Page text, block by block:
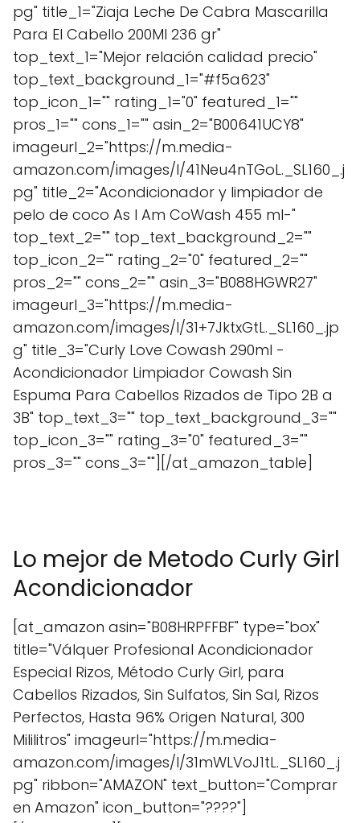
pg" title_1="Ziaja Leche De Cabra Mascarilla
Para El Cabello 200Ml 236 gr"
top_text_1="Mejor relación calidad precio"
top_text_background_1="#f5a623"
top_icon_1="" rating_1="0" featured_1=""
pros_1="" cons_1="" asin_2="B00641UCY8"
imageurl_2="https://m.media-
amazon.com/images/I/41Neu4nTGoL._SL160_.j
pg" title_2="Acondicionador y limpiador de
pelo de coco As I Am CoWash 455 ml-"
top_text_2="" top_text_background_2=""
top_icon_2="" rating_2="0" featured_2=""
pros_2="" cons_2="" asin_3="B088HGWR27"
imageurl_3="https://m.media-
amazon.com/images/I/31+7JktxGtL._SL160_.jp
g" title_3="Curly Love Cowash 290ml -
Acondicionador Limpiador Cowash Sin
Espuma Para Cabellos Rizados de Tipo 2B a
3B" top_text_3="" top_text_background_3=""
top_icon_3="" rating_3="0" featured_3=""
pros_3="" cons_3=""][/at_amazon_table]
Lo mejor de Metodo Curly Girl
Acondicionador
[at_amazon asin="B08HRPFFBF" type="box"
title="Válquer Profesional Acondicionador
Especial Rizos, Método Curly Girl, para
Cabellos Rizados, Sin Sulfatos, Sin Sal, Rizos
Perfectos, Hasta 96% Origen Natural, 300
Mililitros" imageurl="https://m.media-
amazon.com/images/I/31mWLVoJ1tL._SL160_.j
pg" ribbon="AMAZON" text_button="Comprar
en Amazon" icon_button="????"]